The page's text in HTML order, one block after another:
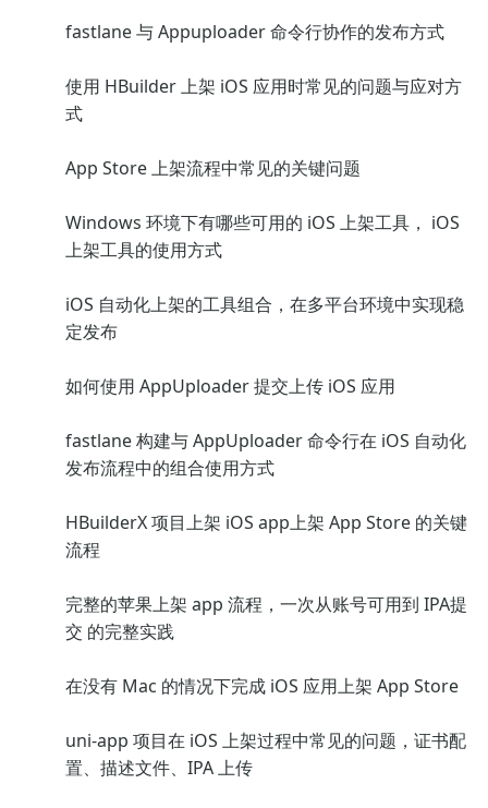
fastlane 与 Appuploader 命令行协作的发布方式
使用 HBuilder 上架 iOS 应用时常见的问题与应对方
式
App Store 上架流程中常见的关键问题
Windows 环境下有哪些可用的 iOS 上架工具， iOS
上架工具的使用方式
iOS 自动化上架的工具组合，在多平台环境中实现稳
定发布
如何使用 AppUploader 提交上传 iOS 应用
fastlane 构建与 AppUploader 命令行在 iOS 自动化
发布流程中的组合使用方式
HBuilderX 项目上架 iOS app上架 App Store 的关键
流程
完整的苹果上架 app 流程，一次从账号可用到 IPA提
交 的完整实践
在没有 Mac 的情况下完成 iOS 应用上架 App Store
uni-app 项目在 iOS 上架过程中常见的问题，证书配
置、描述文件、IPA 上传